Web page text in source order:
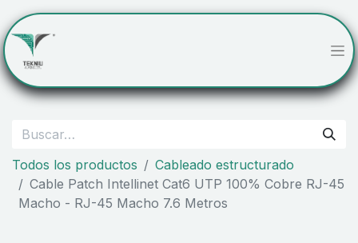
Todos los productos
Cableado estructurado
Cable Patch Intellinet Cat6 UTP 100% Cobre RJ-45
Macho - RJ-45 Macho 7.6 Metros